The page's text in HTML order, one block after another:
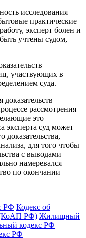
исследования
практические
эксперт болен и
учтены судом,
участвующих в
суда.
рассмотрения
это
эксперта суд может
доказательства,
для того чтобы
с выводами
намеревался
по окончании
РФ Кодекс об
(КоАП РФ) Жилищный
кодекс РФ
РФ